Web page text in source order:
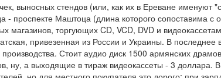
выносных стендов (или, как их в Ереване именуют
- проспекте Маштоца (длина которого сопоставима с
магазинов, торгующих CD, VCD, DVD и
привезенная из России и Украины. В
Стоит аудио диск 1500 армянских
ну, а выходящие в тираж видеокассеты - 3 доллара.